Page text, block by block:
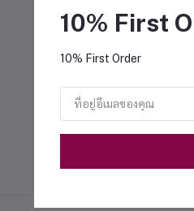
ผงชาเขียว Green
กรัม
10% First
10% First Order